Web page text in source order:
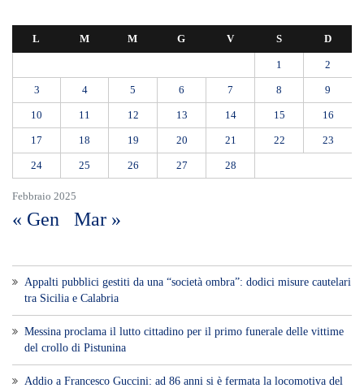
Febbraio 2025
L M M G V S D
1 2
3 4 5 6 7 8 9
10 11 12 13 14 15 16
17 18 19 20 21 22 23
24 25 26 27 28
« Gen Mar »
Appalti pubblici gestiti da una “società ombra”: dodici misure cautelari
tra Sicilia e Calabria
Messina proclama il lutto cittadino per il primo funerale delle vittime
del crollo di Pistunina
Addio a Francesco Guccini: ad 86 anni si è fermata la locomotiva del